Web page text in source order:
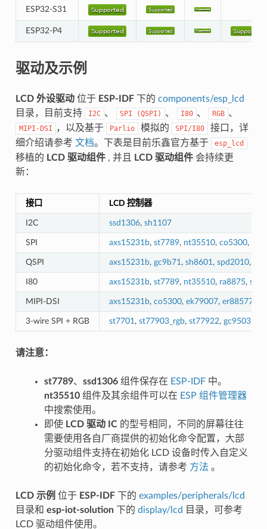
ESP32-S31
ESP32-P4
驱动及示例
LCD 外设驱动位于 ESP-IDF下的 components/esp_lcd
目录，目前支持
I2C 、 SPI (QSPI) 、 I80 、 RGB 、
MIPI-DSI ，以及基于 Parlio 模拟的 SPI/I80
接口，详
细介绍请参考 文档。下表是目前乐鑫官方基于 esp_lcd
移植的 LCD 驱动组件, 并且 LCD 驱动组件会持续更
新：
接口 LCD 控制器
I2C ssd1306, sh1107
SPI axs15231b, st7789, nt35510, co5300,
QSPI axs15231b, gc9b71 , sh8601 , spd2010,
I80 axs15231b, st7789, nt35510, ra8875,
MIPI-DSI axs15231b, co5300, ek79007, er88577
3-wire SPI + RGB st7701 , st77903_rgb, st77922, gc9503,
请注意：
st7789、 ssd1306组件保存在 ESP-IDF中。
nt35510组件及其余组件可以在 ESP 组件管理器
中搜索使用。
即使 LCD 驱动 IC的型号相同，不同的屏幕往往
需要使用各自厂商提供的初始化命令配置，大部
分驱动组件支持在初始化 LCD 设备时传入自定义
的初始化命令，若不支持，请参考 方法 。
LCD 示例 位于 ESP-IDF下的 examples/peripherals/lcd
目录和 esp-iot-solution下的 display/lcd 目录，可参考
LCD 驱动组件使用。